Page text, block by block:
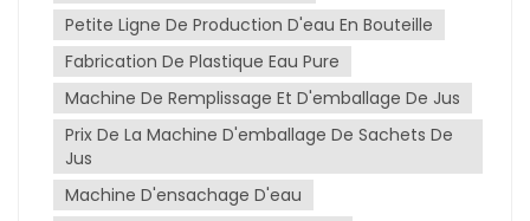
Largement utilisé dans la production de diverses
boissons telles que les jus de fruits, l'eau purifiée et
les yaourts. Système de nettoyage CIP (Nettoyage
en place)Avantages : Processus de nettoyage
automatisé, gain de temps et de main-d'œuvre,
réduction du risque de contamination et garantie
d'un nettoyage complet des équipements.Fonction
: Les réservoirs, les tuyaux et autres équipements
Petite Ligne De Production D'eau En Bouteille
Fabrication De Plastique Eau Pure
Machine De Remplissage Et D'emballage De Jus
Prix De La Machine D'emballage De Sachets De
Jus
Machine D'ensachage D'eau